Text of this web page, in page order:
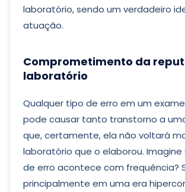
laboratório, sendo um verdadeiro
atuação.
Comprometimento da
laboratório
Qualquer tipo de erro em um
pode causar tanto transtorno a
que, certamente, ela não voltará
laboratório que o elaborou.
de erro acontece com frequência?
principalmente em uma era